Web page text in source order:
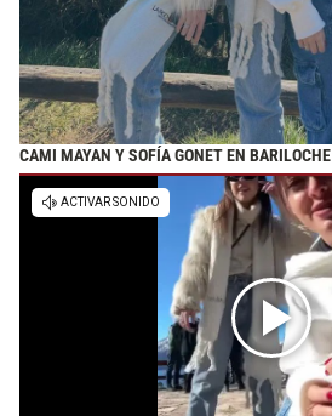
CAMI MAYAN Y SOFÍA GONET EN BARILOCHE